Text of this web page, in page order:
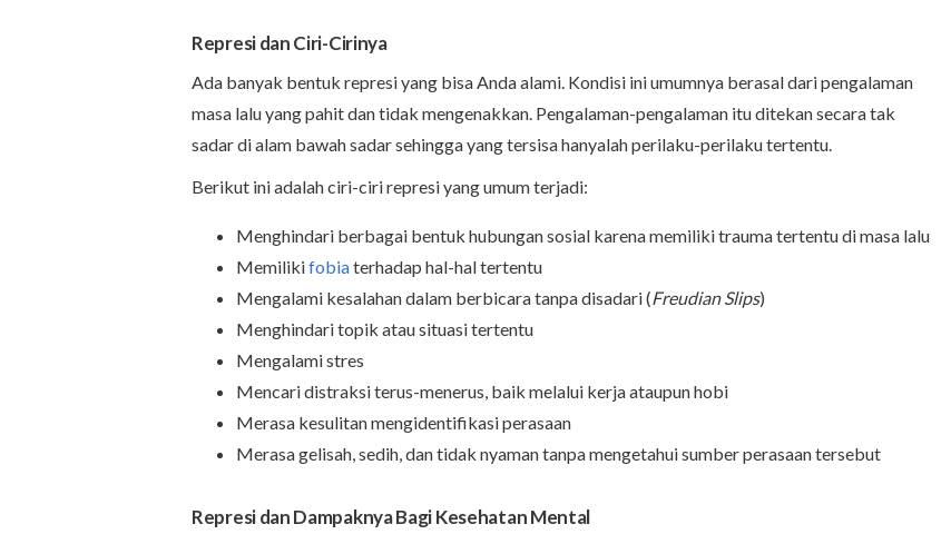
Represi dan Ciri-Cirinya
Ada banyak bentuk represi yang bisa Anda alami. Kondisi ini umumnya berasal dari pengalaman
masa lalu yang pahit dan tidak mengenakkan. Pengalaman-pengalaman itu ditekan secara tak
sadar di alam bawah sadar sehingga yang tersisa hanyalah perilaku-perilaku tertentu.
Berikut ini adalah ciri-ciri represi yang umum terjadi:
Menghindari berbagai bentuk hubungan sosial karena memiliki trauma tertentu di masa lalu
Memilikifobiaterhadap hal-hal tertentu
Mengalami kesalahan dalam berbicara tanpa disadari (Freudian Slips)
Menghindari topik atau situasi tertentu
Mengalami stres
Mencari distraksi terus-menerus, baik melalui kerja ataupun hobi
Merasa kesulitan mengidentifikasi perasaan
Merasa gelisah, sedih, dan tidak nyaman tanpa mengetahui sumber perasaan tersebut
Represi dan Dampaknya Bagi Kesehatan Mental